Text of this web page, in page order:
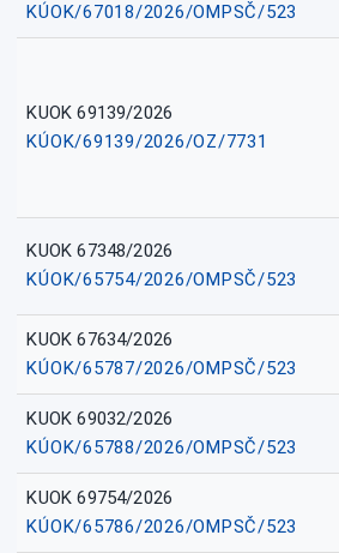
KÚOK/67018/2026/OMPSČ/523
KUOK 69139/2026
KÚOK/69139/2026/OZ/7731
KUOK 67348/2026
KÚOK/65754/2026/OMPSČ/523
KUOK 67634/2026
KÚOK/65787/2026/OMPSČ/523
KUOK 69032/2026
KÚOK/65788/2026/OMPSČ/523
KUOK 69754/2026
KÚOK/65786/2026/OMPSČ/523